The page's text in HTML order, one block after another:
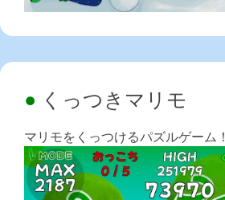
くっつきマリモ
マリモをくっつけるパズルゲーム！